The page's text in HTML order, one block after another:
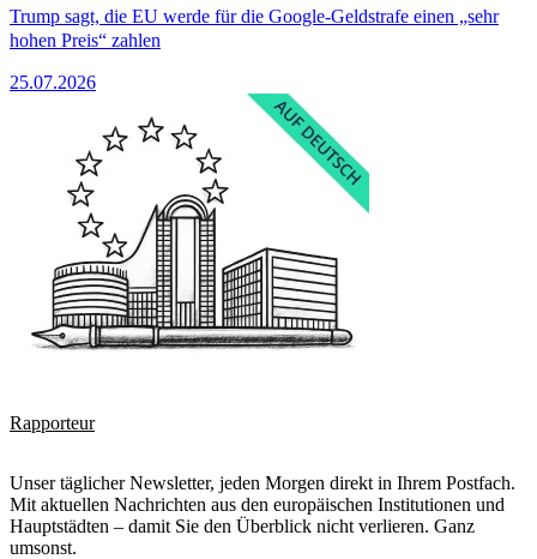
Trump sagt, die EU werde für die Google-Geldstrafe einen „sehr
hohen Preis“ zahlen
25.07.2026
Rapporteur
Unser täglicher Newsletter, jeden Morgen direkt in Ihrem Postfach.
Mit aktuellen Nachrichten aus den europäischen Institutionen und
Hauptstädten – damit Sie den Überblick nicht verlieren. Ganz
umsonst.